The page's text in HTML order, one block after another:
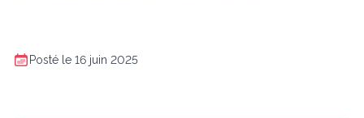
Posté le 16 juin 2025